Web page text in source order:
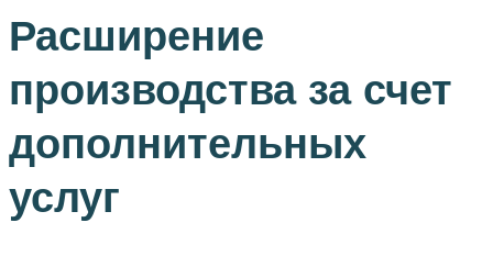
Расширение
производства за счет
дополнительных
услуг